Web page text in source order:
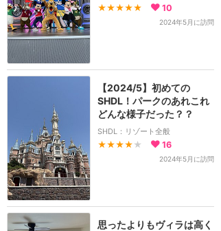
★★★★★ 10
2024年5月に訪問
【2024/5】初めての
SHDL！パークのあれこれ
どんな様子だった？？
SHDL：リゾート全般
★★★★ ★ 16
2024年5月に訪問
思ったよりもヴィラは高く